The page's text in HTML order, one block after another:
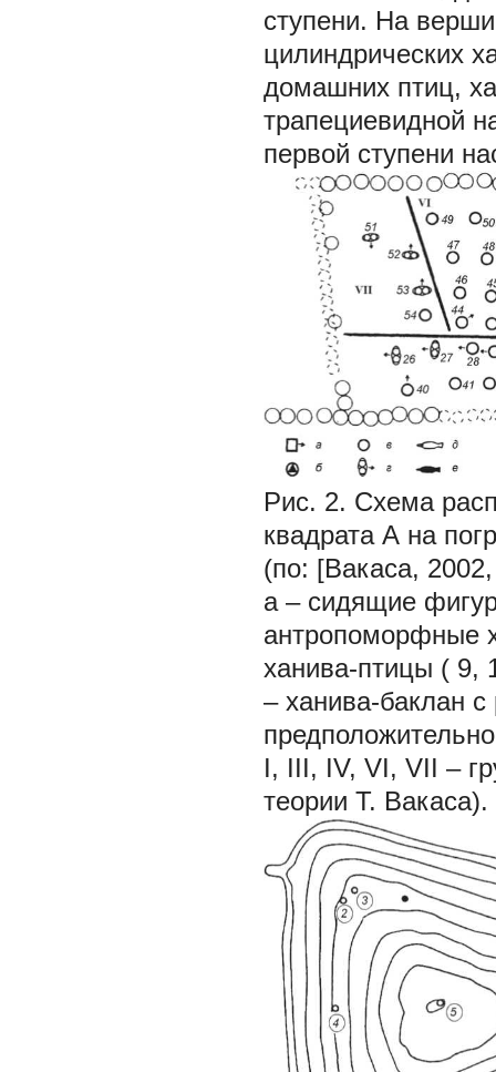
ступени. На
цилиндрических
домашних птиц,
трапециевидной
первой ступени
Рис. 2. Схема
квадрата А на
(по: [Вакаса,
а – сидящие
антропоморфные
ханива-птицы ( 9,
– ханива-баклан
I, III, IV, VI, VII –
теории Т. Вакаса).